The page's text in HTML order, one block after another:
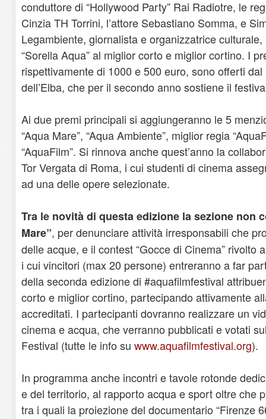
conduttore di “Hollywood Party” Rai Radiotre, le
Cinzia TH Torrini, l’attore Sebastiano Somma, e
Legambiente, giornalista e organizzatrice
“Sorella Aqua” al miglior corto e miglior cortino. I
rispettivamente di 1000 e 500 euro, sono offerti
dell’Elba, che per il secondo anno sostiene il
Ai due premi principali si aggiungeranno le 5
“Aqua Mare”, “Aqua Ambiente”, miglior regia
“AquaFilm”. Si rinnova anche quest’anno la
Tor Vergata di Roma, i cui studenti di cinema
ad una delle opere selezionate.
Tra le novità di questa edizione la sezione non
Mare”, per denunciare attività irresponsabili che
delle acque, e il contest “Gocce di Cinema” rivolto
i cui vincitori (max 20 persone) entreranno a far
della seconda edizione di #aquafilmfestival
corto e miglior cortino, partecipando attivamente
accreditati. I partecipanti dovranno realizzare un
cinema e acqua, che verranno pubblicati e votati
Festival (tutte le info su www.aquafilmfestival.org).
In programma anche incontri e tavole rotonde
e del territorio, al rapporto acqua e sport oltre che
tra i quali la proiezione del documentario “Firenze